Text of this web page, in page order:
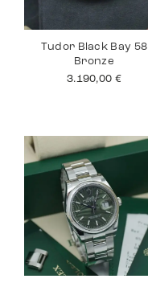
Tudor Black Bay 58
Bronze
3.190,00 €